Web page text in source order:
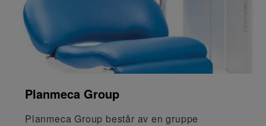
Planmeca Group
Planmeca Group består av en gruppe